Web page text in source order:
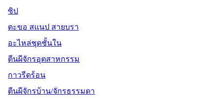
ซิป
ตะขอ สแนป สายบรา
อะไหล่ชุดชั้นใน
ตีนผีจักรอุตสาหกรรม
กาวรีดร้อน
ตีนผีจักรบ้าน/จักรธรรมดา